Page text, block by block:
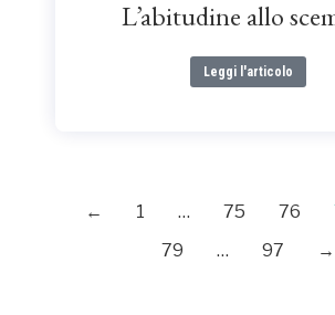
L’abitudine allo
Leggi l'articolo
← 1 … 75 76
79
… 97 →